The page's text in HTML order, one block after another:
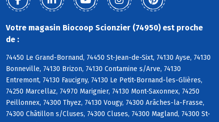
Votre magasin Biocoop Scionzier (74950) est proche
de :
74450 Le Grand-Bornand, 74450 St-Jean-de-Sixt, 74130 Ayse, 74130
Bonneville, 74130 Brizon, 74130 Contamine s/Arve, 74130
Entremont, 74130 Faucigny, 74130 Le Petit-Bornand-les-Glières,
74250 Marcellaz, 74970 Marignier, 74130 Mont-Saxonnex, 74250
Peillonnex, 74300 Thyez, 74130 Vougy, 74300 Arâches-la-Frasse,
74300 Châtillon s/Cluses, 74300 Cluses, 74300 Magland, 74300 St-